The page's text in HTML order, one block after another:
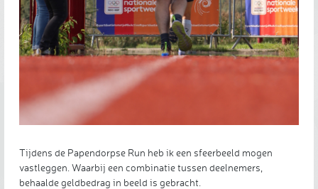
Tijdens de Papendorpse Run heb ik een sfeerbeeld mogen
vastleggen. Waarbij een combinatie tussen deelnemers,
behaalde geldbedrag in beeld is gebracht.